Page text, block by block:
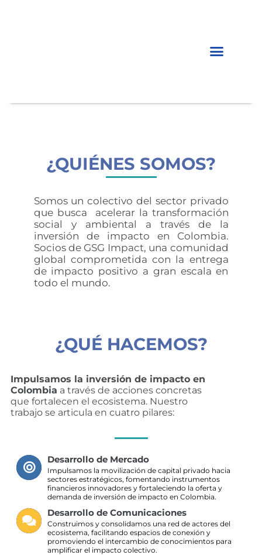
¿QUIÉNES SOMOS?
Somos un colectivo del sector privado
que busca acelerar la transformación
social y ambiental a través de la
inversión de impacto en Colombia.
Socios de GSG Impact, una comunidad
global comprometida con la entrega
de impacto positivo a gran escala en
todo el mundo.
¿QUÉ HACEMOS?
Impulsamos la inversión de impacto en
Colombia a través de acciones concretas
que fortalecen el ecosistema. Nuestro
trabajo se articula en cuatro pilares:
Desarrollo de Mercado
Impulsamos la movilización de capital privado hacia
sectores estratégicos, fomentando instrumentos
financieros innovadores y fortaleciendo la oferta y
demanda de inversión de impacto en Colombia.
Desarrollo de Comunicaciones
Construimos y consolidamos una red de actores del
ecosistema, facilitando espacios de conexión y
promoviendo el intercambio de conocimientos para
amplificar el impacto colectivo.